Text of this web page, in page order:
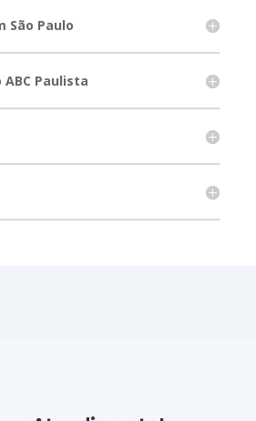
São Paulo
Paulista